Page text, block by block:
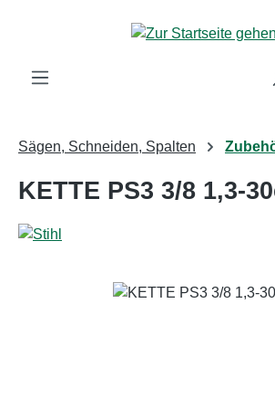
Zum Hauptinhalt springen
Sägen, Schneiden, Spalten
KETTE PS3 3/8 1,3-